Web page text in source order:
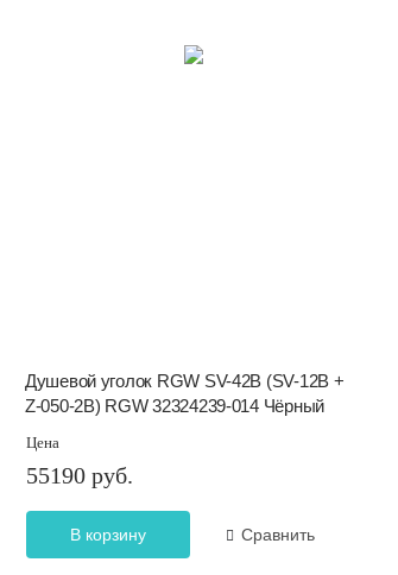
Душевой уголок RGW SV-42B (SV-12B +
Z-050-2B) RGW 32324239-014 Чёрный
Цена
55190 руб.
В корзину Сравнить